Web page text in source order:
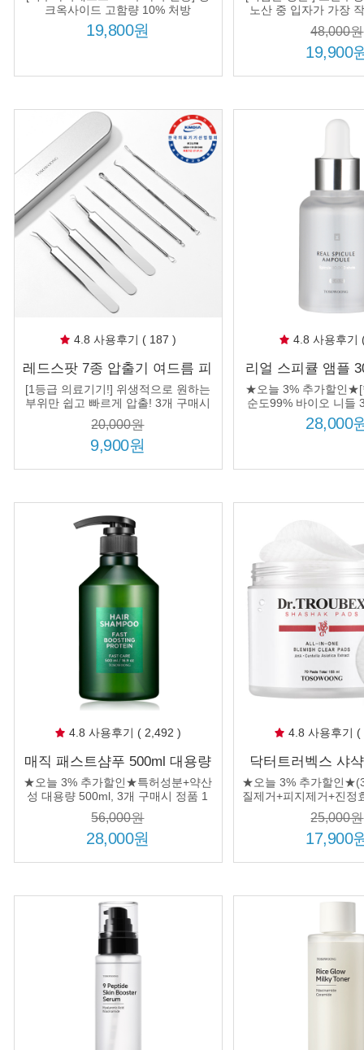
붉은 피부 장벽 케어
크옥사이드 고함량 10% 처방
19,800원
약산성 단백질
노산 중 입자가 가장
15,000ppm
48,000원
19,900
4.8 사용후기 ( 187 )
레드스팟 7종 압출기 여드름 피
지 뾰루지 블랙헤드 화이트헤
드 제거 압출 핀셋
[1등급 의료기기!] 위생적으로 원하는
부위만 쉽고 빠르게 압출! 3개 구매시
1개 추가증정
20,000원
9,900원
4.8 사용후기
리얼 스피큘 앰플
3만샷 문제성피부
백 주름
★오늘 3% 추가할인★[
순도99% 바이오 니들
매시 정품 1개 추
28,000
4.8 사용후기 ( 2,492 )
매직 패스트샴푸 500ml 대용량
약산성 FAST 샴푸
★오늘 3% 추가할인★특허성분+약산
성 대용량 500ml, 3개 구매시 정품 1
개 추가 증정
56,000원
28,000원
4.8 사용후기
닥터트러벡스 샤
얼굴 각질제거 필
실산 BHA 바하
★오늘 3% 추가할인
질제거+피지제거+진정
25,000원
17,900